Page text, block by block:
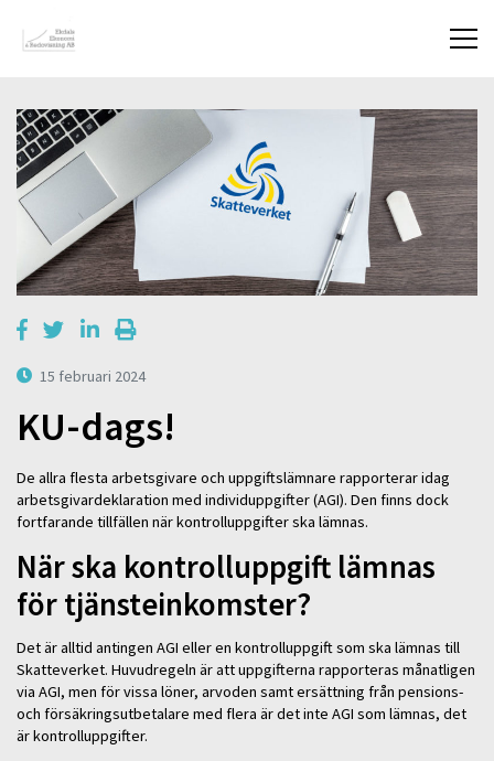
15 februari 2024
KU-dags!
De allra flesta arbetsgivare och uppgiftslämnare rapporterar idag
arbetsgivardeklaration med individuppgifter (AGI). Den finns dock
fortfarande tillfällen när kontrolluppgifter ska lämnas.
När ska kontrolluppgift lämnas
för tjänsteinkomster?
Det är alltid antingen AGI eller en kontrolluppgift som ska lämnas till
Skatteverket. Huvudregeln är att uppgifterna rapporteras månatligen
via AGI, men för vissa löner, arvoden samt ersättning från pensions-
och försäkringsutbetalare med flera är det inte AGI som lämnas, det
är kontrolluppgifter.